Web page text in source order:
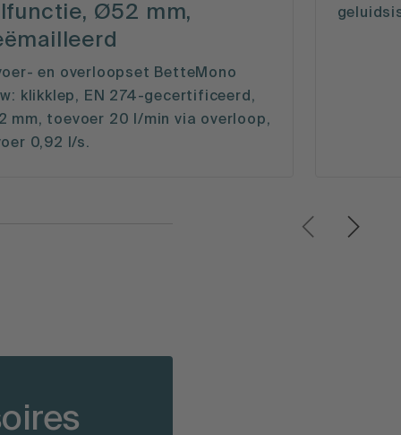
Ø52 mm,
en overloopset BetteMono
klikklep, EN 274-gecertificeerd,
mm, toevoer 20 l/min via overloop,
0,92 l/s.